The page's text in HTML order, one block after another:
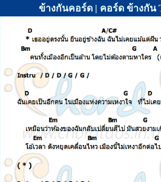
ข้างกันคอร์ด | คอร์ด ข้างกัน